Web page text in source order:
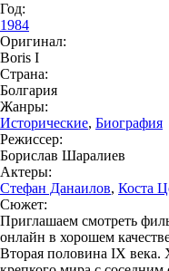
Год:
1984
Оригинал:
Boris I
Страна:
Болгария
Жанры:
Исторические, Биография
Режиссер:
Борислав Шаралиев
Актеры:
Стефан Данаилов, Коста
Сюжет:
Приглашаем смотреть
онлайн в хорошем
Вторая половина IX века.